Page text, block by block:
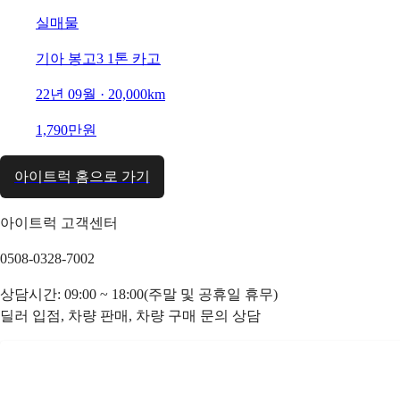
실매물
기아 봉고3 1톤 카고
22년 09월 · 20,000km
1,790만원
아이트럭 홈으로 가기
아이트럭 고객센터
0508-0328-7002
상담시간: 09:00 ~ 18:00(주말 및 공휴일 휴무)
딜러 입점, 차량 판매, 차량 구매 문의 상담